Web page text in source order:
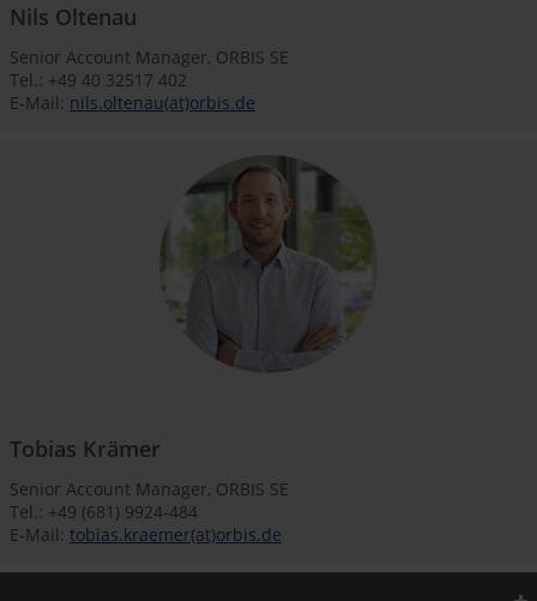
Nils Oltenau
Senior Account Manager, ORBIS SE
Tel.: +49 40 32517 402
E-Mail: nils.oltenau(at)orbis.de
Tobias Krämer
Senior Account Manager, ORBIS SE
Tel.: +49 (681) 9924-484
E-Mail: tobias.kraemer(at)orbis.de